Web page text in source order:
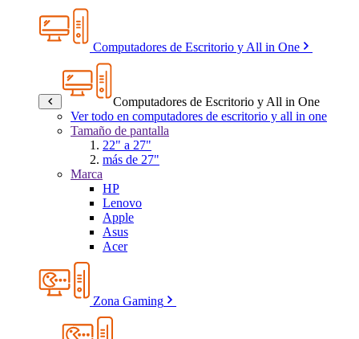
Computadores de Escritorio y All in One
Computadores de Escritorio y All in One
Ver todo en computadores de escritorio y all in one
Tamaño de pantalla
22" a 27"
más de 27"
Marca
HP
Lenovo
Apple
Asus
Acer
Zona Gaming